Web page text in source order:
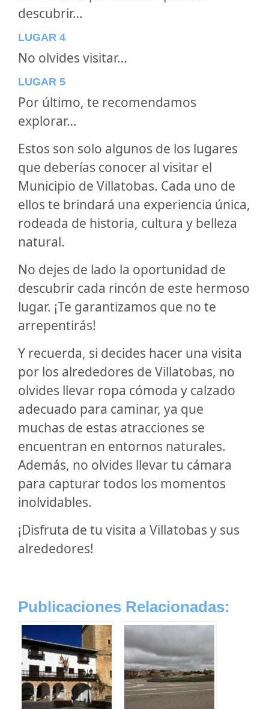
descubrir…
LUGAR 4
No olvides visitar…
LUGAR 5
Por último, te recomendamos
explorar…
Estos son solo algunos de los lugares
que deberías conocer al visitar el
Municipio de Villatobas. Cada uno de
ellos te brindará una experiencia única,
rodeada de historia, cultura y belleza
natural.
No dejes de lado la oportunidad de
descubrir cada rincón de este hermoso
lugar. ¡Te garantizamos que no te
arrepentirás!
Y recuerda, si decides hacer una visita
por los alrededores de Villatobas, no
olvides llevar ropa cómoda y calzado
adecuado para caminar, ya que
muchas de estas atracciones se
encuentran en entornos naturales.
Además, no olvides llevar tu cámara
para capturar todos los momentos
inolvidables.
¡Disfruta de tu visita a Villatobas y sus
alrededores!
Publicaciones Relacionadas: